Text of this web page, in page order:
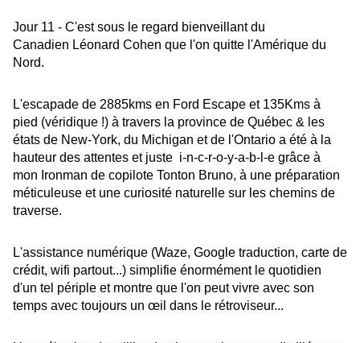
Jour 11 - C'est sous le regard bienveillant du
Canadien Léonard Cohen que l'on quitte l'Amérique du
Nord.
L'escapade de 2885kms en Ford Escape et 135Kms à
pied (véridique !) à travers la province de Québec & les
états de New-York, du Michigan et de l'Ontario a été à la
hauteur des attentes et juste i-n-c-r-o-y-a-b-l-e grâce à
mon Ironman de copilote Tonton Bruno, à une préparation
méticuleuse et une curiosité naturelle sur les chemins de
traverse.
L'assistance numérique (Waze, Google traduction, carte de
crédit, wifi partout...) simplifie énormément le quotidien
d'un tel périple et montre que l'on peut vivre avec son
temps avec toujours un œil dans le rétroviseur...